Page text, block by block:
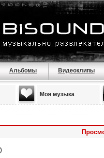
Альбомы Видеоклипы
Моя музыка